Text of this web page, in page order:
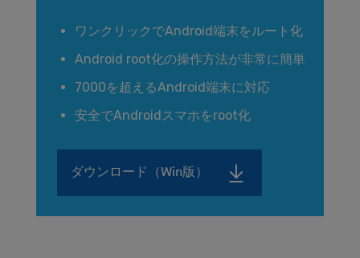
ワンクリックでAndroid端末をルート化
Android root化の操作方法が非常に簡単
7000を超えるAndroid端末に対応
安全でAndroidスマホをroot化
ダウンロード（Win版）